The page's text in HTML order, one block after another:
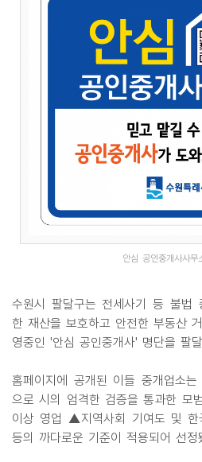
안심 공인중개사사무
수원시 팔달구는 전세사기 등 불법
한 재산을 보호하고 안전한 부동산
영중인 '안심 공인중개사' 명단을 팔
홈페이지에 공개된 이들 중개업소
으로 시의 엄격한 검증을 통과한 모
이상 영업 ▲지역사회 기여도 및 한
등의 까다로운 기준이 적용되어 선정